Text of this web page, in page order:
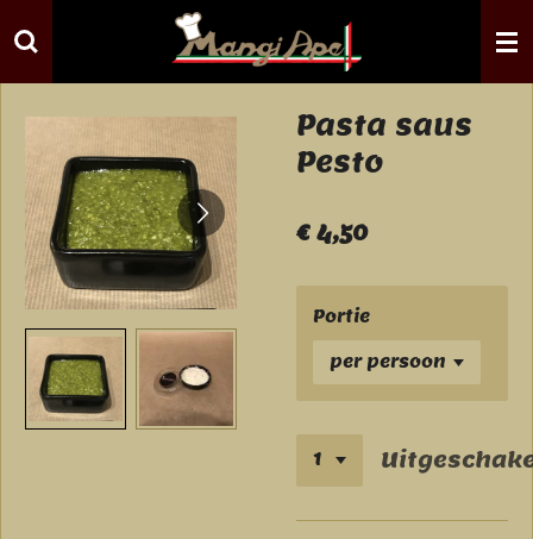
direct
naar
de
Pasta saus
Pesto
€ 4,50
Portie